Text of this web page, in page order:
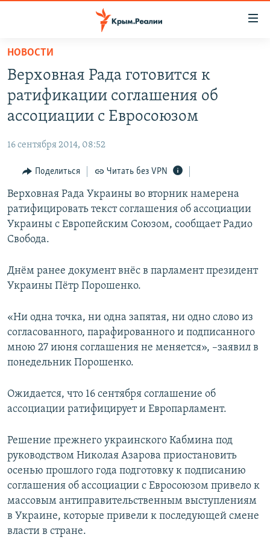
Вернуться
основному
содержанию
Вернутся
главной
навигации
Вернутся
поиску
СПЕЦПРОЕКТЫ
11 ЛЕТ ОККУПАЦИИ КРЫМА. 11 ИСТОРИЙ СОПРОТИВЛЕНИЯ
ВОДА
ЕЩЕ
ИНТЕРАКТИВ
ИНФОГРАФИКА
ТЕЛЕПРОЕКТ КРЫМ.РЕАЛИИ
СОВЕТЫ ПРАВОЗАЩИТНИКОВ
ПОБЕДИТЕЛЕЙ НЕ СУДЯТ?
УКРАИНСКАЯ ПРОБЛЕМА КРЫМА
РАДІО СВОБОДА
КАК ОБОЙТИ БЛОКИРОВКУ
Українською
ПРИСОЕДИНЯЙТЕСЬ!
Все сайты RFE/RL
НОВОСТИ
Верховная Рада готовится к
ратификации соглашения об
ассоциации с Евросоюзом
16 сентября 2014, 08:52
Поделиться Читать без VPN
Верховная Рада Украины во вторник намерена
ратифицировать текст соглашения об ассоциации
Украины с Европейским Союзом, сообщает Радио
Свобода.
Днём ранее документ внёс в парламент президент
Украины Пётр Порошенко.
«Ни одна точка, ни одна запятая, ни одно слово из
согласованного, парафированного и подписанного
мною 27 июня соглашения не меняется», –заявил в
понедельник Порошенко.
Ожидается, что 16 сентября соглашение об
ассоциации ратифицирует и Европарламент.
Решение прежнего украинского Кабмина под
руководством Николая Азарова приостановить
осенью прошлого года подготовку к подписанию
соглашения об ассоциации c Евросоюзом привело к
массовым антиправительственным выступлениям
в Украине, которые привели к последующей смене
власти в стране.